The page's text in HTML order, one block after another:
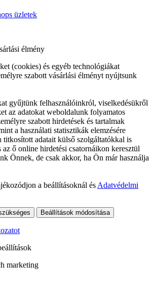
üzletek
élmény
(cookies) és egyéb technológiákat
szabott vásárlási élményt nyújtsunk
gyűjtünk felhasználóinkról, viselkedésükről
az adatokat weboldalunk folyamatos
szabott hirdetések és tartalmak
a használati statisztikák elemzésére
adatait külső szolgáltatókkal is
ő online hirdetési csatornáikon keresztül
Önnek, de csak akkor, ha Ön már használja
a beállításoknál és Adatvédelmi
Beállítások módosítása
marketing